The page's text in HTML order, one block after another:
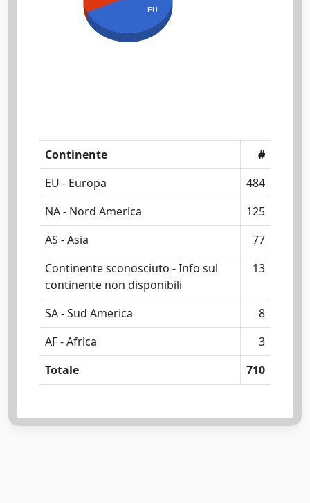
EU
Continente
#
EU - Europa
484
NA - Nord America
125
AS - Asia
77
Continente sconosciuto - Info sul
continente non disponibili
13
SA - Sud America
8
AF - Africa
3
Totale
710